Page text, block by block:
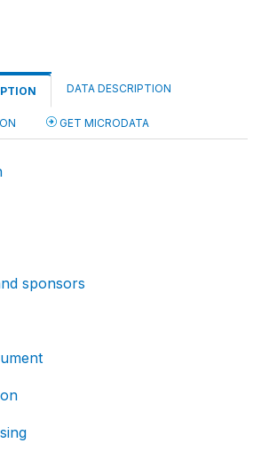
DATA DESCRIPTION
GET MICRODATA
sponsors